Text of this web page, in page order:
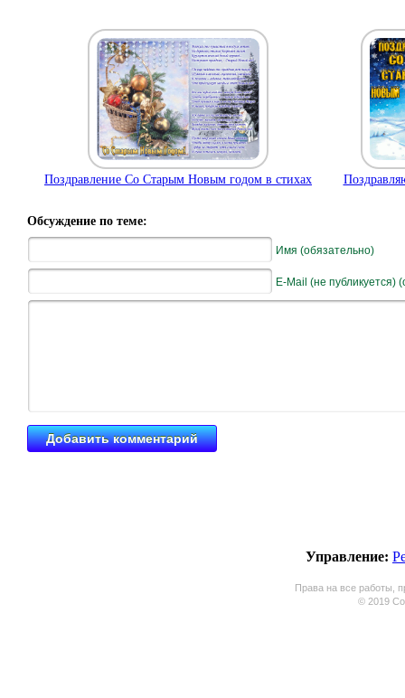
Поздравление Со Старым Новым годом в стихах
Обсуждение по теме:
Имя (обязательно)
E-Mail (не публикуется)
Управление:
Права на все работы,
© 2019